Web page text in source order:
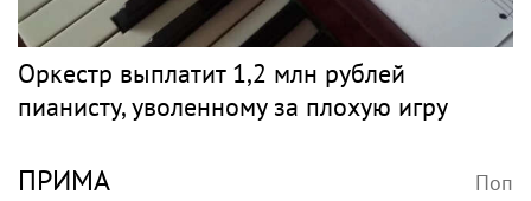
Оркестр выплатит 1,2 млн рублей
пианисту, уволенному за плохую игру
ПРИМА Поп